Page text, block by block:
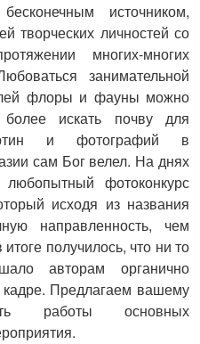
источником,
творческих личностей со
многих-многих
занимательной
флоры и фауны можно
искать почву для
и фотографий в
сам Бог велел. На днях
фотоконкурс
исходя из названия
направленность, чем
получилось, что ни то
авторам органично
Предлагаем вашему
работы основных